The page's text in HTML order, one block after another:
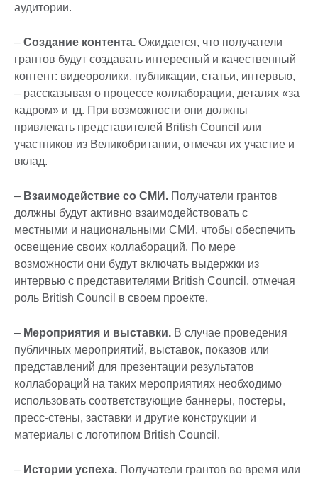
аудитории.
– Создание контента. Ожидается, что получатели
грантов будут создавать интересный и качественный
контент: видеоролики, публикации, статьи, интервью,
– рассказывая о процессе коллаборации, деталях «за
кадром» и тд. При возможности они должны
привлекать представителей British Council или
участников из Великобритании, отмечая их участие и
вклад.
– Взаимодействие со СМИ. Получатели грантов
должны будут активно взаимодействовать с
местными и национальными СМИ, чтобы обеспечить
освещение своих коллабораций. По мере
возможности они будут включать выдержки из
интервью с представителями British Council, отмечая
роль British Council в своем проекте.
– Мероприятия и выставки. В случае проведения
публичных мероприятий, выставок, показов или
представлений для презентации результатов
коллабораций на таких мероприятиях необходимо
использовать соответствующие баннеры, постеры,
пресс-стены, заставки и другие конструкции и
материалы с логотипом British Council.
– Истории успеха. Получатели грантов во время или